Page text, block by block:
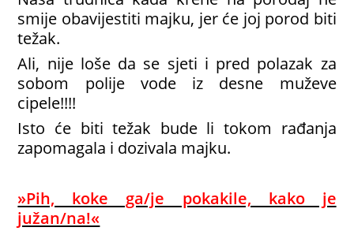
smije obavijestiti majku, jer će joj porod biti
težak.
Ali, nije loše da se sjeti i pred polazak za
sobom polije vode iz desne muževe
cipele!!!!
Isto će biti težak bude li tokom rađanja
zapomagala i dozivala majku.
»Pih, koke ga/je pokakile, kako je
južan/na!«